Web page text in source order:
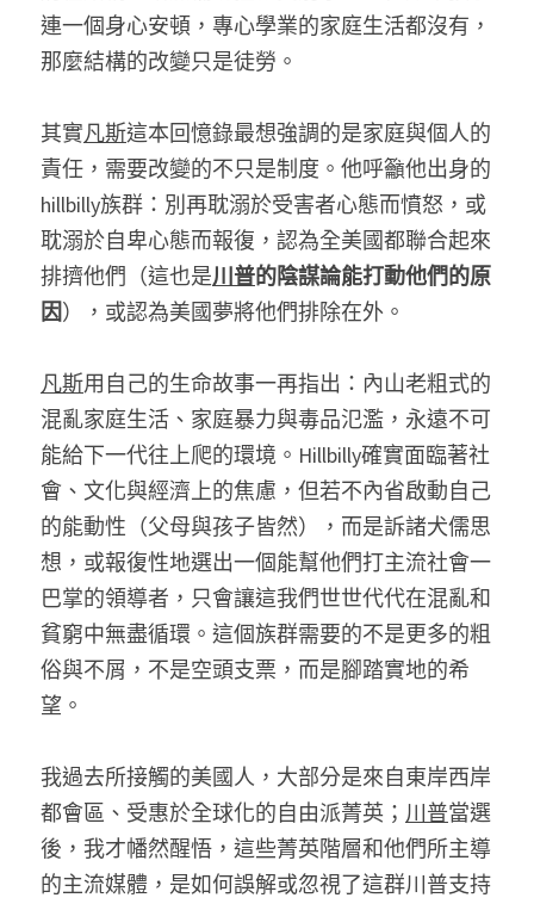
連一個身心安頓，專心學業的家庭生活都沒有，
那麼結構的改變只是徒勞。
其實凡斯這本回憶錄最想強調的是家庭與個人的
責任，需要改變的不只是制度。他呼籲他出身的
hillbilly族群：別再耽溺於受害者心態而憤怒，或
耽溺於自卑心態而報復，認為全美國都聯合起來
排擠他們（這也是川普的陰謀論能打動他們的原
因），或認為美國夢將他們排除在外。
凡斯用自己的生命故事一再指出：內山老粗式的
混亂家庭生活、家庭暴力與毒品氾濫，永遠不可
能給下一代往上爬的環境。Hillbilly確實面臨著社
會、文化與經濟上的焦慮，但若不內省啟動自己
的能動性（父母與孩子皆然），而是訴諸犬儒思
想，或報復性地選出一個能幫他們打主流社會一
巴掌的領導者，只會讓這我們世世代代在混亂和
貧窮中無盡循環。這個族群需要的不是更多的粗
俗與不屑，不是空頭支票，而是腳踏實地的希
望。
我過去所接觸的美國人，大部分是來自東岸西岸
都會區、受惠於全球化的自由派菁英； 川普當選
後，我才幡然醒悟，這些菁英階層和他們所主導
的主流媒體，是如何誤解或忽視了這群川普支持